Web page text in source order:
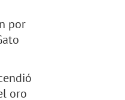
por
oro